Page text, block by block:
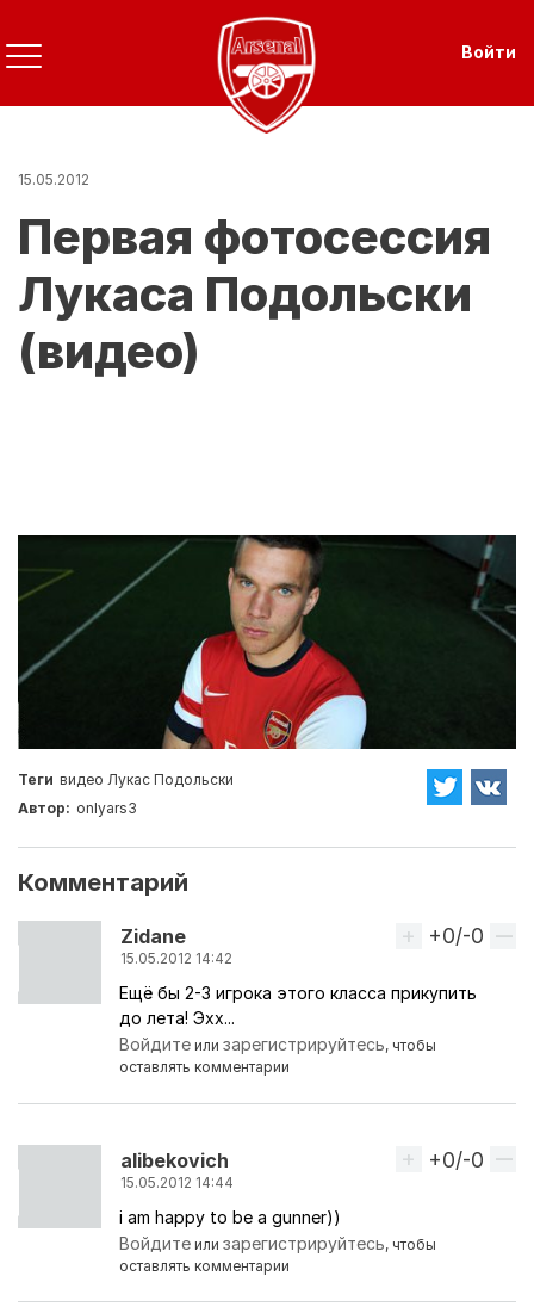
Перейти
к
основному
содержанию
Войти
15.05.2012
Первая фотосессия
Лукаса Подольски
(видео)
Теги видео Лукас Подольски
Автор: onlyars3
Комментарий
Zidane
15.05.2012 14:42
Вверх
+0/-0
Ещё бы 2-3 игрока этого класса прикупить
до лета! Эхх...
Войдите илизарегистрируйтесь, чтобы
оставлять комментарии
alibekovich
15.05.2012 14:44
Вверх
+0/-0
i am happy to be a gunner))
Войдите илизарегистрируйтесь, чтобы
оставлять комментарии